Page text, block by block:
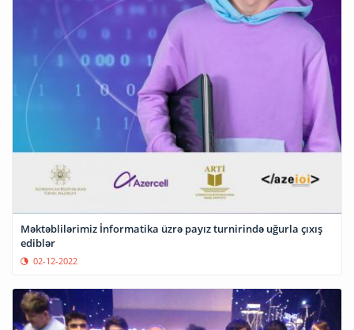
Məktəblilərimiz İnformatika üzrə payız turnirində uğurla çıxış
ediblər
02-12-2022